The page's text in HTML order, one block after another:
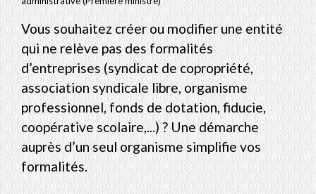
Vous souhaitez créer ou modifier une entité
qui ne relève pas des formalités
d’entreprises (syndicat de copropriété,
association syndicale libre, organisme
professionnel, fonds de dotation, fiducie,
coopérative scolaire,...) ? Une démarche
auprès d’un seul organisme simplifie vos
formalités.